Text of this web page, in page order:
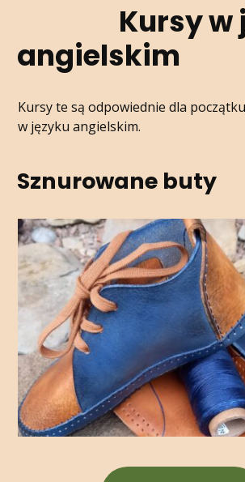
Kursy w
angielskim
Kursy te są odpowiednie dla
w języku angielskim.
Sznurowane buty